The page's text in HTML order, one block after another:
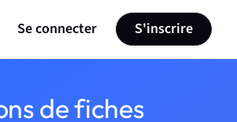
Se connecter S'inscrire
de fiches